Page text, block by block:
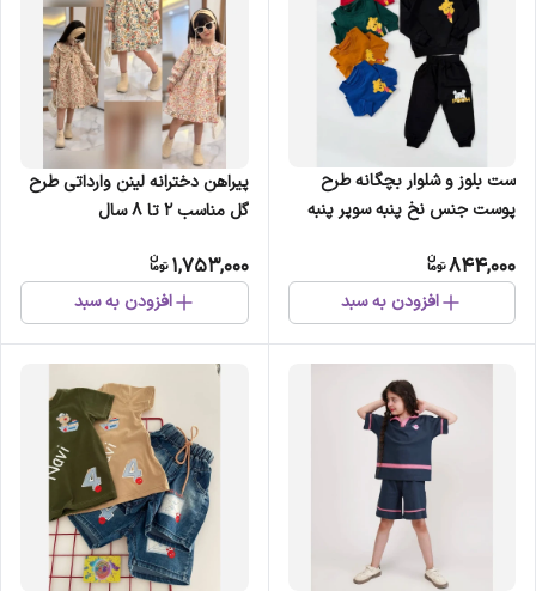
ست بلوز و شلوار بچگانه طرح
پوست جنس نخ پنبه سوپر پنبه
844,000
افزودن به سبد
پیراهن دخترانه لینن وارداتی طرح
گل مناسب 2 تا 8 سال
1,753,000
افزودن به سبد